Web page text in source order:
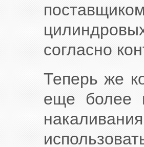
согласно
Теперь же
еще более